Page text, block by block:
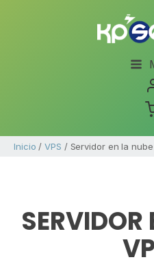
Inicio /VPS / Servidor en la nube
SERVIDOR